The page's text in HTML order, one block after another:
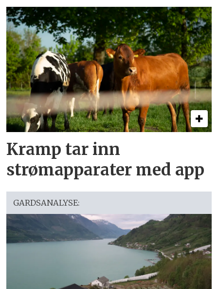
Kramp tar inn
strømapparater med app
GARDSANALYSE: